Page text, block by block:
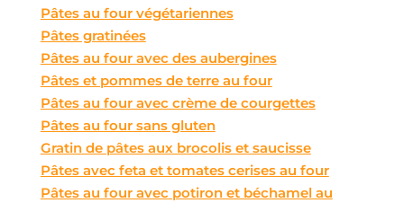
Pâtes au four végétariennes
Pâtes gratinées
Pâtes au four avec des aubergines
Pâtes et pommes de terre au four
Pâtes au four avec crème de courgettes
Pâtes au four sans gluten
Gratin de pâtes aux brocolis et saucisse
Pâtes avec feta et tomates cerises au four
Pâtes au four avec potiron et béchamel au